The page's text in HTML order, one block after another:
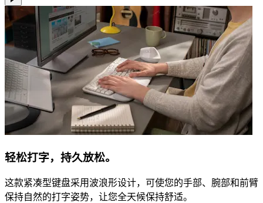
轻松打字，持久放松。
这款紧凑型键盘采用波浪形设计，可使您的手部、腕部和前臂
保持自然的打字姿势，让您全天候保持舒适。